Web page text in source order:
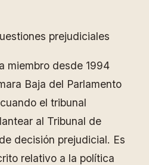
prejudiciales
desde 1994
Baja del Parlamento
el tribunal
al Tribunal de
decisión prejudicial. Es
relativo a la política